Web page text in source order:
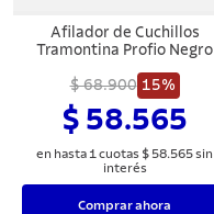
Afilador de Cuchillos
Tramontina Profio Negro
$ 68.900 15%
$ 58.565
en hasta 1 cuotas $ 58.565sin
interés
Comprar ahora
9.
juego cuchillos
olla